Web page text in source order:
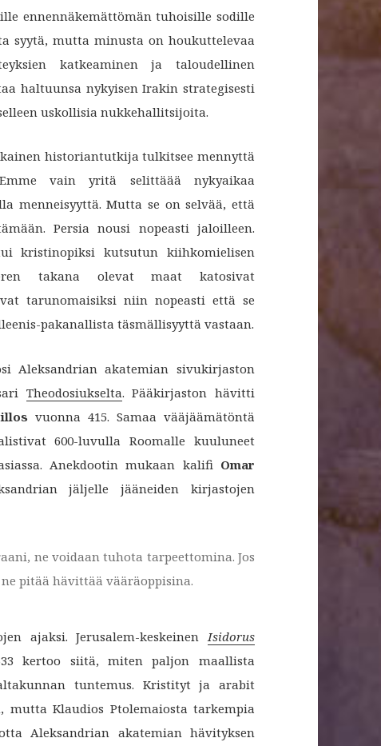
ennennäkemättömän tuhoisille sodille
syytä, mutta minusta on houkuttelevaa
katkeaminen ja taloudellinen
haltuunsa nykyisen Irakin strategisesti
uskollisia nukkehallitsijoita.
historiantutkija tulkitsee mennyttä
vain yritä selittäää nykyaikaa
menneisyyttä. Mutta se on selvää, että
Persia nousi nopeasti jaloilleen.
kristinopiksi kutsutun kiihkomielisen
takana olevat maat katosivat
tarunomaisiksi niin nopeasti että se
pakanallista täsmällisyyttä vastaan.
Aleksandrian akatemian sivukirjaston
Theodosiukselta. Pääkirjaston hävitti
vuonna 415. Samaa vääjäämätöntä
600-luvulla Roomalle kuuluneet
Anekdootin mukaan kalifi Omar
jäljelle jääneiden kirjastojen
ne voidaan tuhota tarpeettomina. Jos
pitää hävittää vääräoppisina.
ajaksi. Jerusalem-keskeinen Isidorus
kertoo siitä, miten paljon maallista
tuntemus. Kristityt ja arabit
Klaudios Ptolemaiosta tarkempia
Aleksandrian akatemian hävityksen